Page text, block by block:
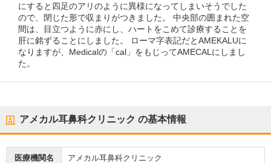
にすると四足のアリのように異様になってしまいそうでした
ので、閉じた形で収まりがつきました。 中央部の囲まれた空
間は、目立つように赤にし、ハートをこめて診療することを
肝に銘ずることにしました。 ローマ字表記だとAMEKALUに
なりますが、Medicalの「cal」をもじってAMECALにしまし
た。
アメカル耳鼻科クリニック の基本情報
医療機関名 アメカル耳鼻科クリニック